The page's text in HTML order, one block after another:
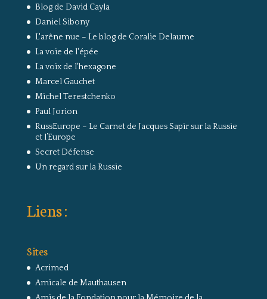
Blog de David Cayla
Daniel Sibony
L'arêne nue – Le blog de Coralie Delaume
La voie de l'épée
La voix de l'hexagone
Marcel Gauchet
Michel Terestchenko
Paul Jorion
RussEurope – Le Carnet de Jacques Sapir sur la Russie
et l’Europe
Secret Défense
Un regard sur la Russie
Liens :
Sites
Acrimed
Amicale de Mauthausen